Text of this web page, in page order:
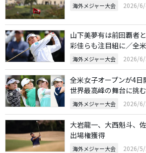
海外メジャー大会 2026/6/
山下美夢有は前回覇者
彩佳らも注目組に／全
海外メジャー大会 2026/6/
全米女子オープンが4
世界最高峰の舞台に挑む
海外メジャー大会 2026/6/
大岩龍一、大西魁斗、
出場権獲得
海外メジャー大会 2026/